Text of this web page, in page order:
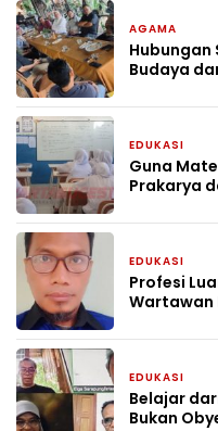
AGAMA
Hubungan
Budaya
EDUKASI
Guna
Prakarya
EDUKASI
Profesi
Wartawan
EDUKASI
Belajar
Bukan